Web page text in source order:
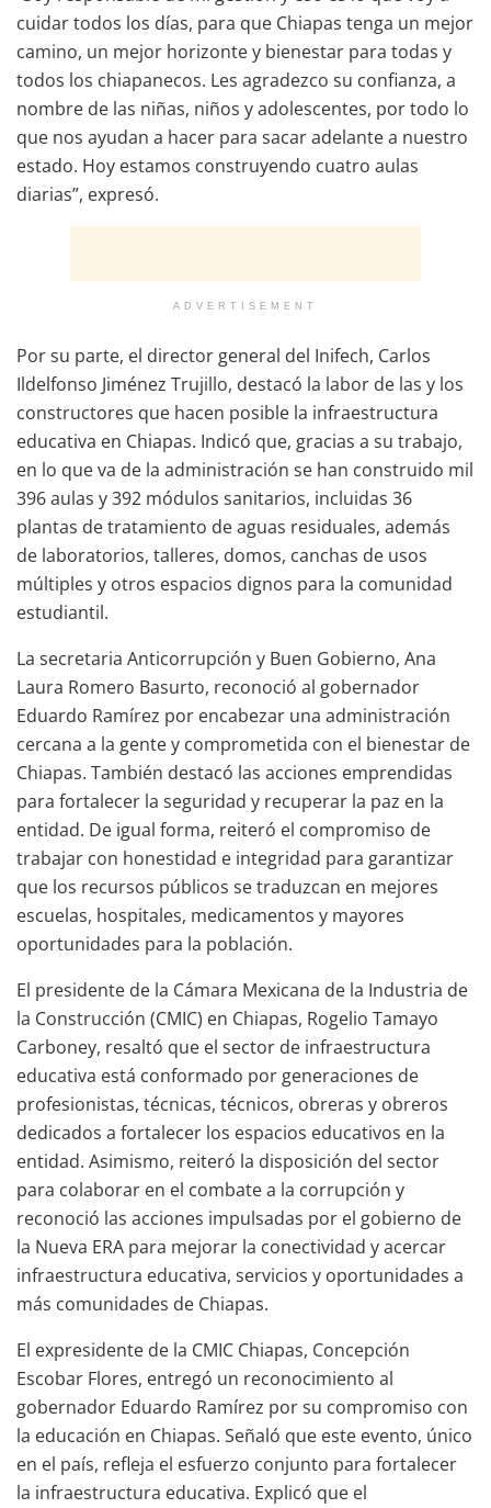
cuidar todos los días, para que Chiapas tenga un mejor
camino, un mejor horizonte y bienestar para todas y
todos los chiapanecos. Les agradezco su confianza, a
nombre de las niñas, niños y adolescentes, por todo lo
que nos ayudan a hacer para sacar adelante a nuestro
estado. Hoy estamos construyendo cuatro aulas
diarias”, expresó.
ADVERTISEMENT
Por su parte, el director general del Inifech, Carlos
Ildelfonso Jiménez Trujillo, destacó la labor de las y los
constructores que hacen posible la infraestructura
educativa en Chiapas. Indicó que, gracias a su trabajo,
en lo que va de la administración se han construido mil
396 aulas y 392 módulos sanitarios, incluidas 36
plantas de tratamiento de aguas residuales, además
de laboratorios, talleres, domos, canchas de usos
múltiples y otros espacios dignos para la comunidad
estudiantil.
La secretaria Anticorrupción y Buen Gobierno, Ana
Laura Romero Basurto, reconoció al gobernador
Eduardo Ramírez por encabezar una administración
cercana a la gente y comprometida con el bienestar de
Chiapas. También destacó las acciones emprendidas
para fortalecer la seguridad y recuperar la paz en la
entidad. De igual forma, reiteró el compromiso de
trabajar con honestidad e integridad para garantizar
que los recursos públicos se traduzcan en mejores
escuelas, hospitales, medicamentos y mayores
oportunidades para la población.
El presidente de la Cámara Mexicana de la Industria de
la Construcción (CMIC) en Chiapas, Rogelio Tamayo
Carboney, resaltó que el sector de infraestructura
educativa está conformado por generaciones de
profesionistas, técnicas, técnicos, obreras y obreros
dedicados a fortalecer los espacios educativos en la
entidad. Asimismo, reiteró la disposición del sector
para colaborar en el combate a la corrupción y
reconoció las acciones impulsadas por el gobierno de
la Nueva ERA para mejorar la conectividad y acercar
infraestructura educativa, servicios y oportunidades a
más comunidades de Chiapas.
El expresidente de la CMIC Chiapas, Concepción
Escobar Flores, entregó un reconocimiento al
gobernador Eduardo Ramírez por su compromiso con
la educación en Chiapas. Señaló que este evento, único
en el país, refleja el esfuerzo conjunto para fortalecer
la infraestructura educativa. Explicó que el